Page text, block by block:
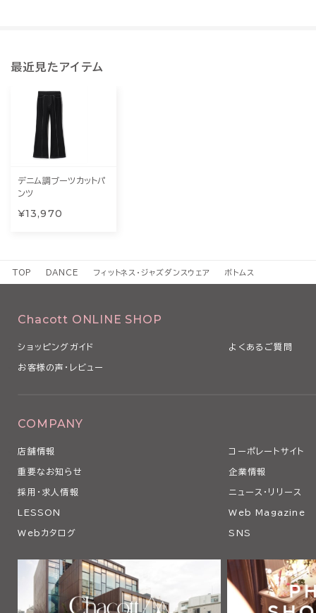
最近見たアイテム
デニム調ブーツカットパ
ンツ
¥13,970
TOP DANCE フィットネス・ジャズダンスウェア ボトムス
Chacott ONLINE SHOP
ショッピングガイド よくあるご質問
お客様の声・レビュー
COMPANY
店舗情報 コーポレートサイト
重要なお知らせ 企業情報
採用・求人情報 ニュース・リリース
LESSON Web Magazine
Webカタログ SNS